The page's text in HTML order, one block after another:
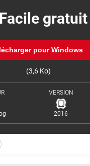
pour Windows
(3,6 Ko)
VERSION
2016